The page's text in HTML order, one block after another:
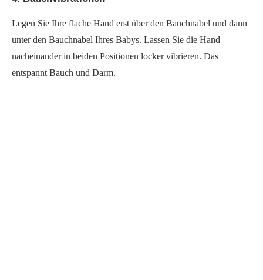
Legen Sie Ihre flache Hand erst über den Bauchnabel und dann
unter den Bauchnabel Ihres Babys. Lassen Sie die Hand
nacheinander in beiden Positionen locker vibrieren. Das
entspannt Bauch und Darm.